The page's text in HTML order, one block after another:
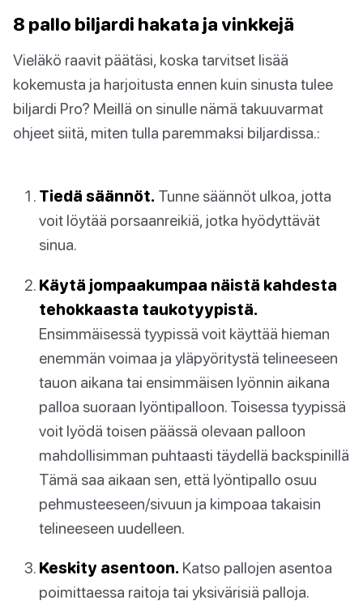
8 pallo biljardi hakata ja vinkkejä
Vieläkö raavit päätäsi, koska tarvitset lisää
kokemusta ja harjoitusta ennen kuin sinusta tulee
biljardi Pro? Meillä on sinulle nämä takuuvarmat
ohjeet siitä, miten tulla paremmaksi biljardissa.:
Tiedä säännöt. Tunne säännöt ulkoa, jotta
voit löytää porsaanreikiä, jotka hyödyttävät
sinua.
Käytä jompaakumpaa näistä kahdesta
tehokkaasta taukotyypistä.
Ensimmäisessä tyypissä voit käyttää hieman
enemmän voimaa ja yläpyöritystä telineeseen
tauon aikana tai ensimmäisen lyönnin aikana
palloa suoraan lyöntipalloon. Toisessa tyypissä
voit lyödä toisen päässä olevaan palloon
mahdollisimman puhtaasti täydellä backspinillä
Tämä saa aikaan sen, että lyöntipallo osuu
pehmusteeseen/sivuun ja kimpoaa takaisin
telineeseen uudelleen.
Keskity asentoon. Katso pallojen asentoa
poimittaessa raitoja tai yksivärisiä palloja.